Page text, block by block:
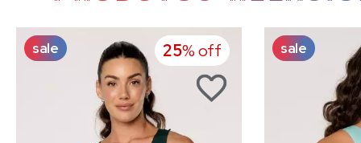
sale 25% off sale